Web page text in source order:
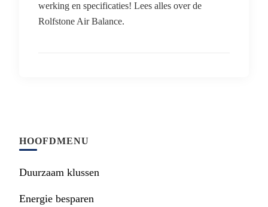
werking en specificaties! Lees alles over de
Rolfstone Air Balance.
HOOFDMENU
Duurzaam klussen
Energie besparen